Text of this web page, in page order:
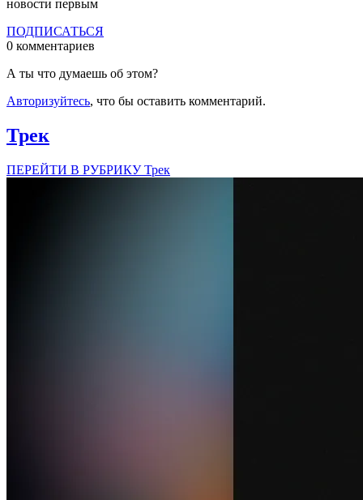
новости первым
ПОДПИСАТЬСЯ
0 комментариев
А ты что думаешь об этом?
Авторизуйтесь, что бы оставить комментарий.
Трек
ПЕРЕЙТИ В РУБРИКУ Трек